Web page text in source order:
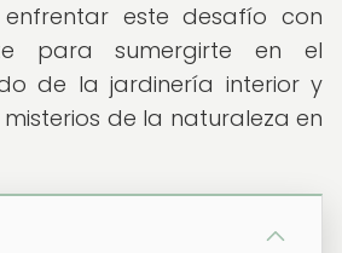
este desafío con
para sumergirte en el
de la jardinería interior y
de la naturaleza en